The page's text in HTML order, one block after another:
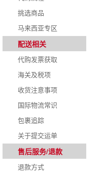
挑选商品
马来西亚专区
配送相关
代购发票获取
海关及税项
收货注意事项
国际物流常识
包裹追踪
关于提交运单
售后服务/退款
退款方式